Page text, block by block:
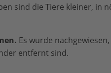
sind die Tiere kleiner, in
Es wurde
entfernt sind.